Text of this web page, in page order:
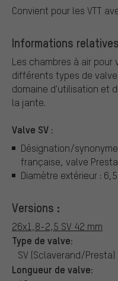
Convient pour les VTT
Informations
Les chambres à air
différents types de valve.
domaine d'utilisation et
la jante.
Valve SV :
Désignation/
française, valve Presta
Diamètre extérieur :
Versions :
26x1,8-2,5 SV 42 mm
Type de valve:
SV (Sclaverand/Presta)
Longueur de valve: